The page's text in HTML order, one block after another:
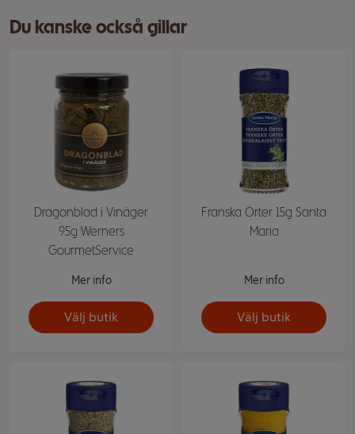
Du kanske också gillar
Dragonblad i Vinäger
95g Werners
GourmetService
Mer info
Välj butik
Franska Örter 15g Santa
Maria
Mer info
Välj butik